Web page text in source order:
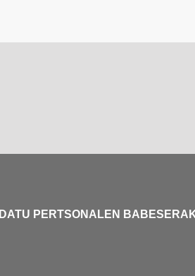
DATU PERTSONALEN